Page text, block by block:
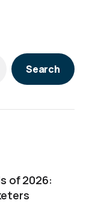
Search
of 2026: